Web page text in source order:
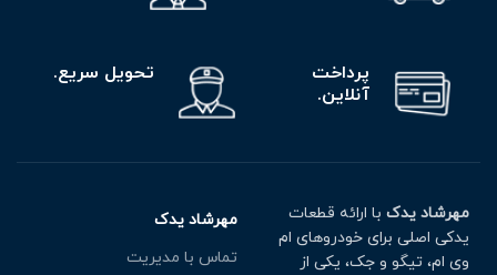
پرداخت
آنلاین.
تحویل سریع.
مهرشاد یدک با ارائه قطعات
یدکی اصلی برای خودروهای ام
وی ام، تیگو و جک، یکی از
مهرشاد یدک
تماس با مدیریت